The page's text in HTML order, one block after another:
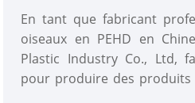
En tant que fabricant
oiseaux en PEHD en
Plastic Industry Co., Ltd,
pour produire des produits